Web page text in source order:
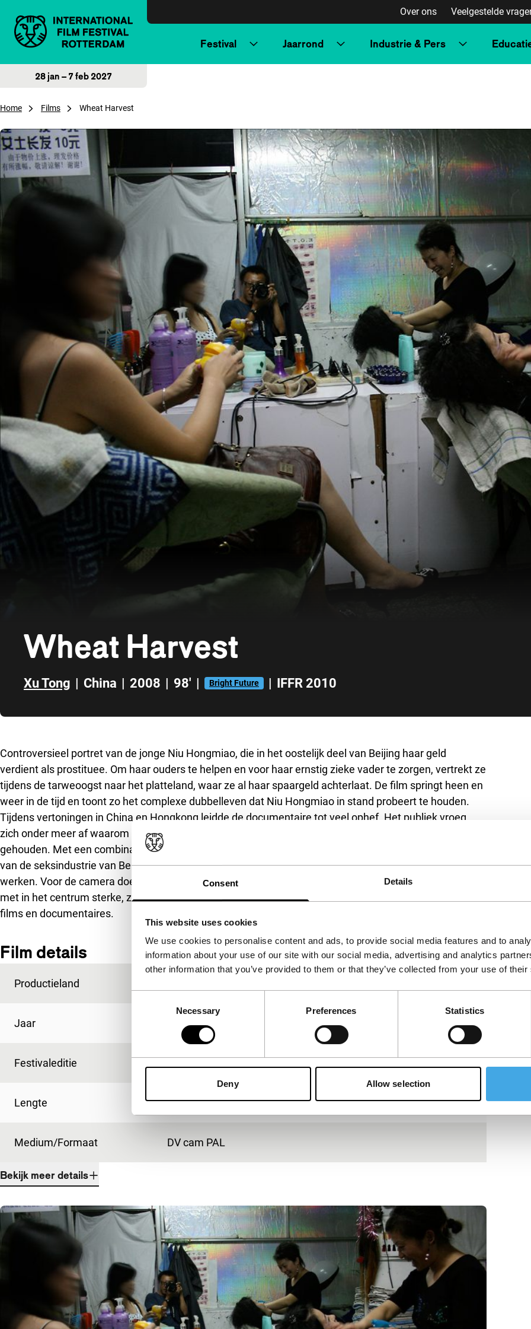
Consent Details
This website uses cookies
We use cookies to personalise content and ads, to provide social media features and to
information about your use of our site with our social media, advertising and analytics
other information that you’ve provided to them or that they’ve collected from your use of
Necessary Preferences Statistics
Deny Allow selection
Over ons Veelgestelde
Festival Jaarrond Industrie & Pers
28 jan – 7 feb 2027
Home Films Wheat Harvest
Wheat Harvest
Xu Tong | China | 2008 | 98' | Bright Future | IFFR 2010
Controversieel portret van de jonge Niu Hongmiao, die in het oostelijk deel van Beijing haar geld
verdient als prostituee. Om haar ouders te helpen en voor haar ernstig zieke vader te zorgen, vertrekt ze
tijdens de tarweoogst naar het platteland, waar ze al haar spaargeld achterlaat. De film springt heen en
weer in de tijd en toont zo het complexe dubbelleven dat Niu Hongmiao in stand probeert te houden.
Tijdens vertoningen in China en Hongkong leidde de documentaire tot veel ophef. Het publiek vroeg
zich onder meer af waarom de regisseur de identiteit van de betrokkenen niet beter verborgen had
gehouden. Met een combinatie van cinéma vérité en interviews schetst regisseur Xu Tong een beeld
van de seksindustrie van Beijing, en toont de loyaliteit en waardigheid van de mannen en vrouwen die er
werken. Voor de camera doemt een ondergrondse wereld op met zijn eigen taal, rituelen en regels en
met in het centrum sterke, zelfverzekerde vrouwen, net als dit onderwerp een zeldzaamheid in Chinese
films en documentaires.
Film details
Productieland
Jaar 2008
Festivaleditie
Lengte 98'
Medium/Formaat DV cam PAL
Bekijk meer details